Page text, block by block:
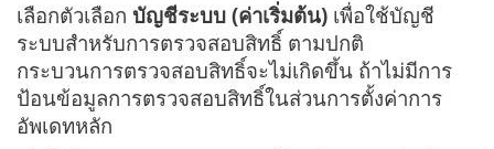
เลือกตัวเลือก บัญชีระบบ (ค่าเริ่มต้น) เพื่อใช้บัญชี
ระบบสำหรับการตรวจสอบสิทธิ์ ตามปกติ
กระบวนการตรวจสอบสิทธิ์จะไม่เกิดขึ้น ถ้าไม่มีการ
ป้อนข้อมูลการตรวจสอบสิทธิ์ในส่วนการตั้งค่าการ
อัพเดทหลัก